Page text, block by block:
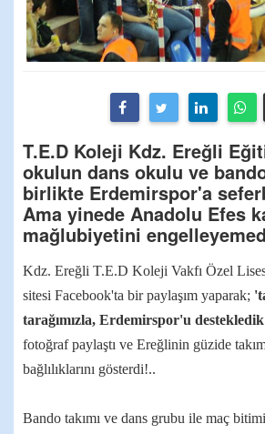
T.E.D Koleji Kdz. Ereğli
okulun dans okulu ve
birlikte Erdemirspor'a
Ama yinede Anadolu Efes
mağlubiyetini
Kdz. Ereğli T.E.D Koleji Vakfı Özel
sitesi Facebook'ta bir paylaşım yaparak;
tarağımızla, Erdemirspor'u destekledik
fotoğraf paylaştı ve Ereğlinin güzide
bağlılıklarını gösterdi!..
Bando takımı ve dans grubu ile maç